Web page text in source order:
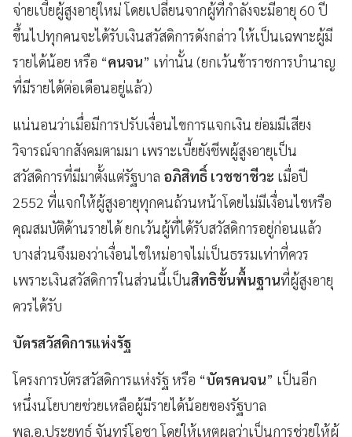
จ่ายเบี้ยผู้สูงอายุใหม่ โดยเปลี่ยนจากผู้ที่กำลังจะมีอายุ 60 ปี
ขึ้นไปทุกคนจะได้รับเงินสวัสดิการดังกล่าว ให้เป็นเฉพาะผู้มี
รายได้น้อย หรือ “คนจน” เท่านั้น (ยกเว้นข้าราชการบำนาญ
ที่มีรายได้ต่อเดือนอยู่แล้ว)
แน่นอนว่าเมื่อมีการปรับเงื่อนไขการแจกเงิน ย่อมมีเสียง
วิจารณ์จากสังคมตามมา เพราะเบี้ยยังชีพผู้สูงอายุเป็น
สวัสดิการที่มีมาตั้งแต่รัฐบาล อภิสิทธิ์ เวชชาชีวะ เมื่อปี
2552 ที่แจกให้ผู้สูงอายุทุกคนถ้วนหน้าโดยไม่มีเงื่อนไขหรือ
คุณสมบัติด้านรายได้ ยกเว้นผู้ที่ได้รับสวัสดิการอยู่ก่อนแล้ว
บางส่วนจึงมองว่าเงื่อนไขใหม่อาจไม่เป็นธรรมเท่าที่ควร
เพราะเงินสวัสดิการในส่วนนี้เป็นสิทธิขั้นพื้นฐานที่ผู้สูงอายุ
ควรได้รับ
บัตรสวัสดิการแห่งรัฐ
โครงการบัตรสวัสดิการแห่งรัฐ หรือ “บัตรคนจน” เป็นอีก
หนึ่งนโยบายช่วยเหลือผู้มีรายได้น้อยของรัฐบาล
พล.อ.ประยุทธ์ จันทร์โอชา โดยให้เหตุผลว่าเป็นการช่วยให้ผู้